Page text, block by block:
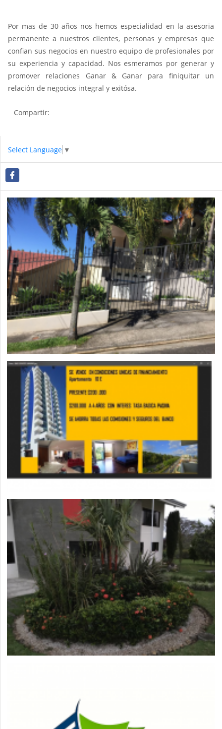
Por mas de 30 años nos hemos especialidad en la asesoria
permanente a nuestros clientes, personas y empresas que
confian sus negocios en nuestro equipo de profesionales por
su experiencia y capacidad. Nos esmeramos por generar y
promover relaciones Ganar & Ganar para finiquitar un
relación de negocios integral y exitósa.
Compartir:
Select Language ▼
Facebook